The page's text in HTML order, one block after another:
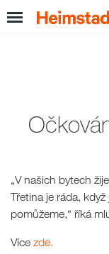
„V našich bytech
Třetina je ráda,
pomůžeme,“ říká
Více zde.